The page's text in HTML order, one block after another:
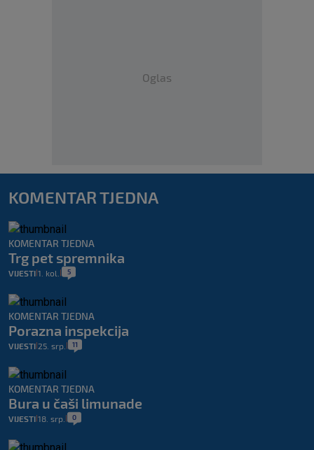
Oglas
KOMENTAR TJEDNA
KOMENTAR TJEDNA
Trg pet spremnika
VIJESTI 1. kol. 5
KOMENTAR TJEDNA
Porazna inspekcija
VIJESTI 25. srp. 11
KOMENTAR TJEDNA
Bura u čaši limunade
VIJESTI 18. srp. 0